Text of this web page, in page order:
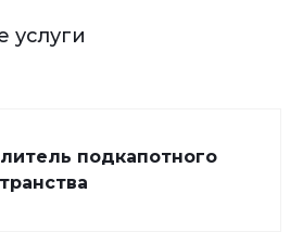
услуги
подкапотного